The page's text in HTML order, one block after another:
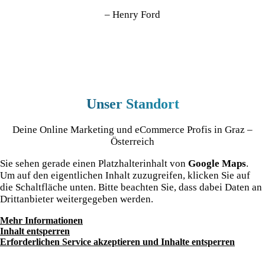
– Henry Ford
Unser Standort
Deine Online Marketing und eCommerce Profis in Graz –
Österreich
Sie sehen gerade einen Platzhalterinhalt von Google Maps.
Um auf den eigentlichen Inhalt zuzugreifen, klicken Sie auf
die Schaltfläche unten. Bitte beachten Sie, dass dabei Daten an
Drittanbieter weitergegeben werden.
Mehr Informationen
Inhalt entsperren
Erforderlichen Service akzeptieren und Inhalte entsperren